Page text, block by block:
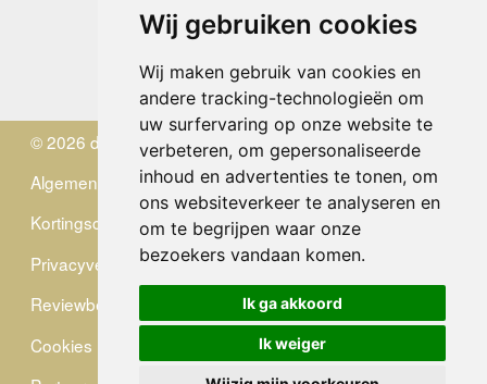
Wij gebruiken cookies
Wij maken gebruik van cookies en
andere tracking-technologieën om
uw surfervaring op onze website te
verbeteren, om gepersonaliseerde
inhoud en advertenties te tonen, om
ons websiteverkeer te analyseren en
om te begrijpen waar onze
bezoekers vandaan komen.
Ik ga akkoord
Ik weiger
Donderdag
10.00 - 12.30 en 13.30 - 17.00
Vrijdag 10.00 - 12.30 en 13.30 - 17.00
Zaterdag
gesloten
Zondag gesloten
© 2026 de Zwerver
Algemene Voorwaarden
Kortingscode
Privacyverklaring
Reviewbeleid
Cookies